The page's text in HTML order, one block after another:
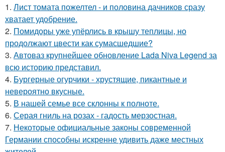
1. Лист томата пожелтел - и половина дачников сразу
хватает удобрение.
2. Помидоры уже упёрлись в крышу теплицы, но
продолжают цвести как сумасшедшие?
3. Автоваз крупнейшее обновление Lada Niva Legend за
всю историю представил.
4. Бургерные огурчики - хрустящие, пикантные и
невероятно вкусные.
5. В нашей семье все склонны к полноте.
6. Серая гниль на розах - гадость мерзостная.
7. Некоторые официальные законы современной
Германии способны искренне удивить даже местных